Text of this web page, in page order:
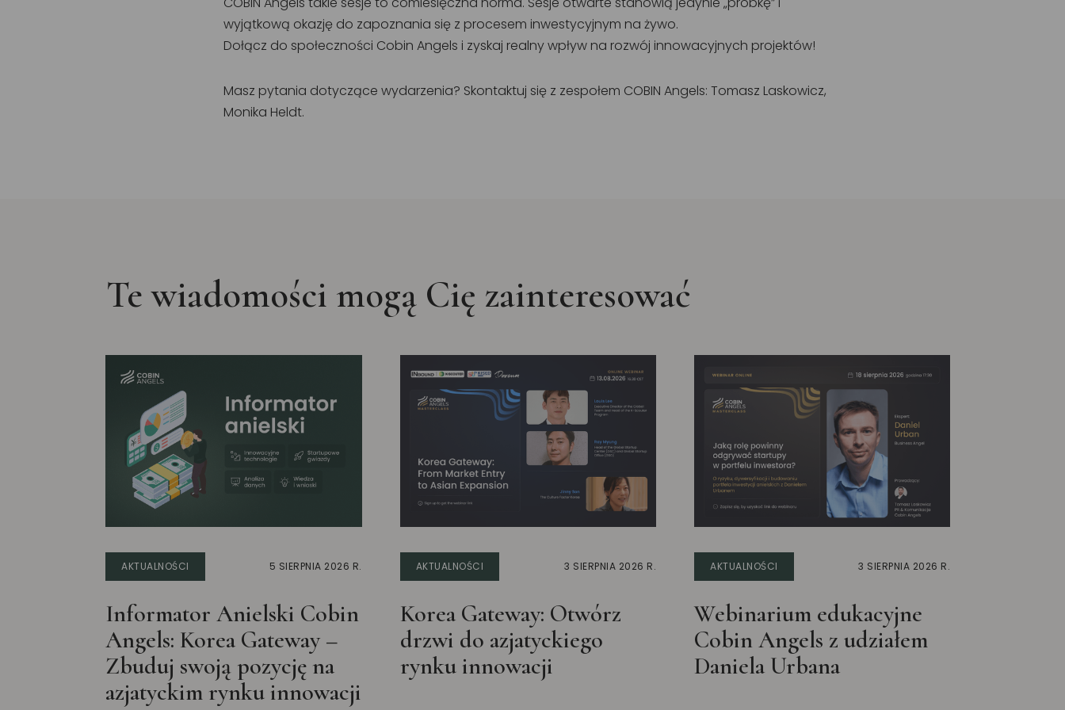
wyjątkową okazję do zapoznania się z procesem inwestycyjnym na żywo.
Dołącz do społeczności Cobin Angels i zyskaj realny wpływ na rozwój innowacyjnych projektów!
Masz pytania dotyczące wydarzenia? Skontaktuj się z zespołem COBIN Angels: Tomasz Laskowicz,
Monika Heldt.
AKTUALNOŚCI 5 SIERPNIA 2026 R.
Informator Anielski Cobin
Angels: Korea Gateway –
Zbuduj swoją pozycję na
azjatyckim rynku innowacji
AKTUALNOŚCI 3 SIERPNIA 2026 R.
Korea Gateway: Otwórz
drzwi do azjatyckiego
rynku innowacji
AKTUALNOŚCI 3 SIERPNIA 2026 R.
Webinarium edukacyjne
Cobin Angels z udziałem
Daniela Urbana
Te wiadomości mogą Cię zainteresować